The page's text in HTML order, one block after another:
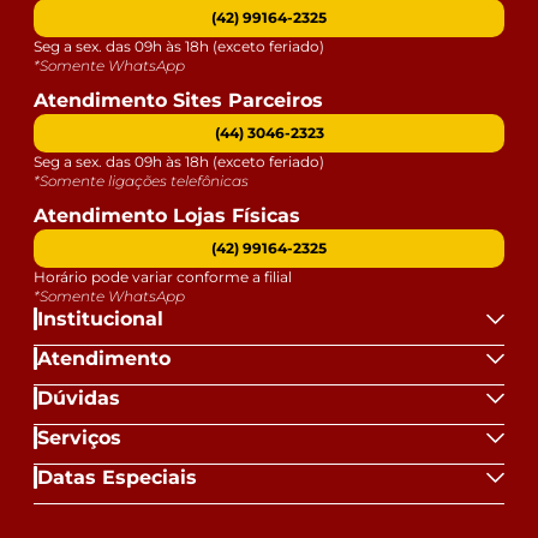
Institucional
Atendimento
Dúvidas
Serviços
Datas Especiais
(42) 99164-2325
Seg a sex. das 09h às 18h (exceto feriado)
*Somente WhatsApp
Atendimento Sites Parceiros
(44) 3046-2323
Seg a sex. das 09h às 18h (exceto feriado)
*Somente ligações telefônicas
Atendimento Lojas Físicas
(42) 99164-2325
Horário pode variar conforme a filial
*Somente WhatsApp